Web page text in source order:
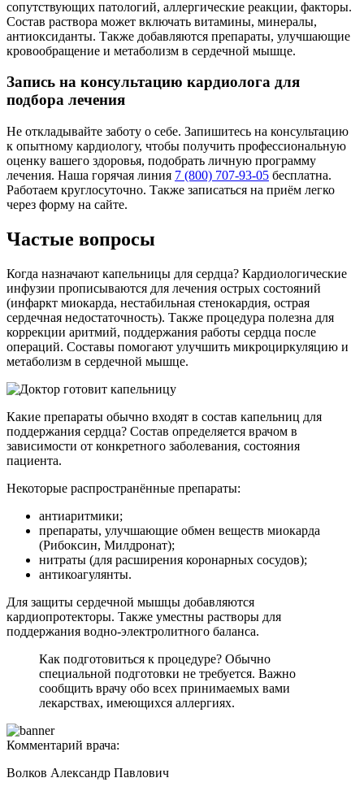
сопутствующих патологий, аллергические реакции, факторы.
Состав раствора может включать витамины, минералы,
антиоксиданты. Также добавляются препараты, улучшающие
кровообращение и метаболизм в сердечной мышце.
Запись на консультацию кардиолога для
подбора лечения
Не откладывайте заботу о себе. Запишитесь на консультацию
к опытному кардиологу, чтобы получить профессиональную
оценку вашего здоровья, подобрать личную программу
лечения. Наша горячая линия 7 (800) 707-93-05 бесплатна.
Работаем круглосуточно. Также записаться на приём легко
через форму на сайте.
Частые вопросы
Когда назначают капельницы для сердца? Кардиологические
инфузии прописываются для лечения острых состояний
(инфаркт миокарда, нестабильная стенокардия, острая
сердечная недостаточность). Также процедура полезна для
коррекции аритмий, поддержания работы сердца после
операций. Составы помогают улучшить микроциркуляцию и
метаболизм в сердечной мышце.
Какие препараты обычно входят в состав капельниц для
поддержания сердца? Состав определяется врачом в
зависимости от конкретного заболевания, состояния
пациента.
Некоторые распространённые препараты:
антиаритмики;
препараты, улучшающие обмен веществ миокарда
(Рибоксин, Милдронат);
нитраты (для расширения коронарных сосудов);
антикоагулянты.
Для защиты сердечной мышцы добавляются
кардиопротекторы. Также уместны растворы для
поддержания водно-электролитного баланса.
Как подготовиться к процедуре? Обычно
специальной подготовки не требуется. Важно
сообщить врачу обо всех принимаемых вами
лекарствах, имеющихся аллергиях.
Комментарий врача:
Волков Александр Павлович